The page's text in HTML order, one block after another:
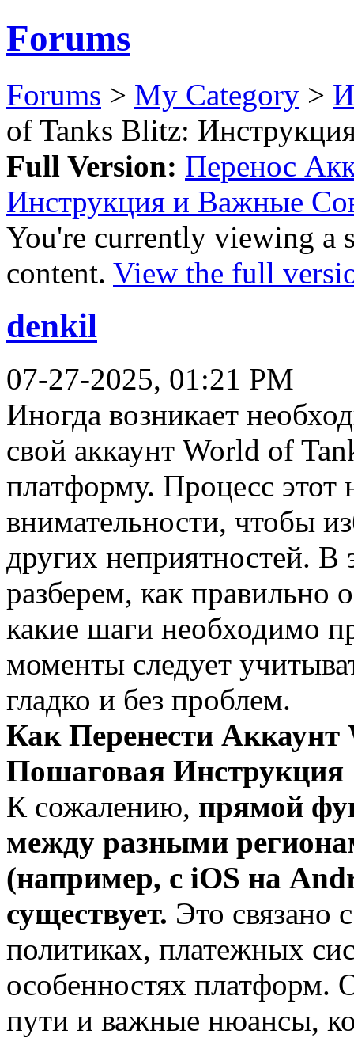
Forums
Forums > My Category >
of Tanks Blitz:
Full Version: Перенос
Инструкция и Важные
You're currently viewing a
content. View the full
denkil
07-27-2025, 01:21 PM
Иногда возникает
свой аккаунт World of
платформу. Процесс этот
внимательности, чтобы
других неприятностей. В
разберем, как правильно
какие шаги необходимо
моменты следует
гладко и без проблем.
Как Перенести
Пошаговая Инструкция
К сожалению, прямой
между разными
(например, с iOS на
существует. Это связано
политиках, платежных
особенностях платформ.
пути и важные нюансы,